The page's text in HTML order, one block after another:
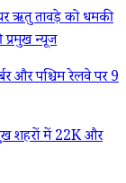
ऋतु तावड़े को धमकी
न्यूज
पश्चिम रेलवे पर 9
शहरों में 22K और